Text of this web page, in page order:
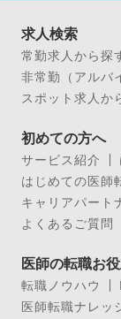
求人検索
常勤求人から探
非常勤（アルバ
スポット求人か
初めての方へ
サービス紹介
はじめての医師
キャリアパート
よくあるご質問
医師の転職お
転職ノウハウ
医師転職ナレッ